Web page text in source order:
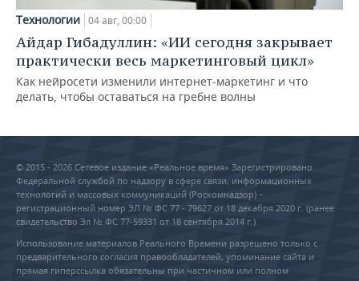
Технологии 04 авг, 00:00
Айдар Гибадуллин: «ИИ сегодня закрывает
практически весь маркетинговый цикл»
Как нейросети изменили интернет-маркетинг и что
делать, чтобы оставаться на гребне волны
© 2015 - 2026 Сетевое издание «Реальное время» Зарегистрировано
Федеральной службой по надзору в сфере связи, информационных
технологий и массовых коммуникаций (Роскомнадзор) –
регистрационный номер ЭЛ № ФС 77 - 79627 от 18 декабря 2020 г. (ранее
свидетельство Эл № ФС 77-59331 от 18 сентября 2014 г.)
Использование материалов Реального Времени разрешено только с
предварительного согласия правообладателей, упоминание сайта и
прямая гиперссылка обязательны при частичном или полном